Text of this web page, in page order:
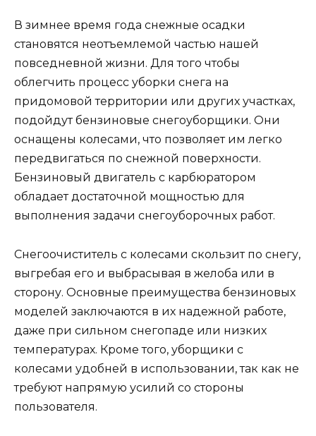
В зимнее время года снежные осадки
становятся неотъемлемой частью нашей
повседневной жизни. Для того чтобы
облегчить процесс уборки снега на
придомовой территории или других участках,
подойдут бензиновые снегоуборщики. Они
оснащены колесами, что позволяет им легко
передвигаться по снежной поверхности.
Бензиновый двигатель с карбюратором
обладает достаточной мощностью для
выполнения задачи снегоуборочных работ.
Снегоочиститель с колесами скользит по снегу,
выгребая его и выбрасывая в желоба или в
сторону. Основные преимущества бензиновых
моделей заключаются в их надежной работе,
даже при сильном снегопаде или низких
температурах. Кроме того, уборщики с
колесами удобней в использовании, так как не
требуют напрямую усилий со стороны
пользователя.